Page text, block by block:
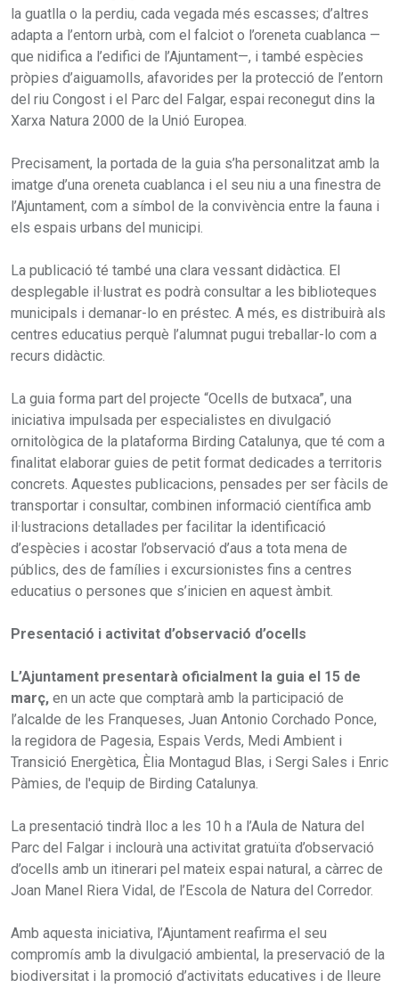
la guatlla o la perdiu, cada vegada més escasses; d’altres
adapta a l’entorn urbà, com el falciot o l’oreneta cuablanca —
que nidifica a l’edifici de l’Ajuntament—, i també espècies
pròpies d’aiguamolls, afavorides per la protecció de l’entorn
del riu Congost i el Parc del Falgar, espai reconegut dins la
Xarxa Natura 2000 de la Unió Europea.
Precisament, la portada de la guia s’ha personalitzat amb la
imatge d’una oreneta cuablanca i el seu niu a una finestra de
l’Ajuntament, com a símbol de la convivència entre la fauna i
els espais urbans del municipi.
La publicació té també una clara vessant didàctica. El
desplegable il·lustrat es podrà consultar a les biblioteques
municipals i demanar-lo en préstec. A més, es distribuirà als
centres educatius perquè l’alumnat pugui treballar-lo com a
recurs didàctic.
La guia forma part del projecte “Ocells de butxaca”, una
iniciativa impulsada per especialistes en divulgació
ornitològica de la plataforma Birding Catalunya, que té com a
finalitat elaborar guies de petit format dedicades a territoris
concrets. Aquestes publicacions, pensades per ser fàcils de
transportar i consultar, combinen informació científica amb
il·lustracions detallades per facilitar la identificació
d’espècies i acostar l’observació d’aus a tota mena de
públics, des de famílies i excursionistes fins a centres
educatius o persones que s’inicien en aquest àmbit.
Presentació i activitat d’observació d’ocells
L’Ajuntament presentarà oficialment la guia el 15 de
març, en un acte que comptarà amb la participació de
l’alcalde de les Franqueses, Juan Antonio Corchado Ponce,
la regidora de Pagesia, Espais Verds, Medi Ambient i
Transició Energètica, Èlia Montagud Blas, i Sergi Sales i Enric
Pàmies, de l'equip de Birding Catalunya.
La presentació tindrà lloc a les 10 h a l’Aula de Natura del
Parc del Falgar i inclourà una activitat gratuïta d’observació
d’ocells amb un itinerari pel mateix espai natural, a càrrec de
Joan Manel Riera Vidal, de l’Escola de Natura del Corredor.
Amb aquesta iniciativa, l’Ajuntament reafirma el seu
compromís amb la divulgació ambiental, la preservació de la
biodiversitat i la promoció d’activitats educatives i de lleure